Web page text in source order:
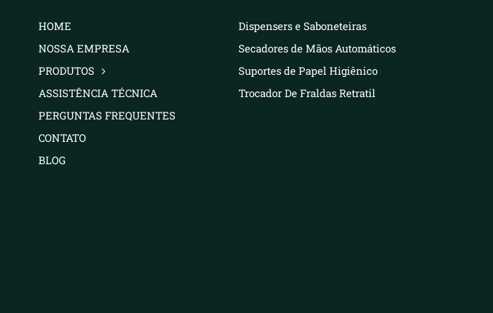
HOME
NOSSA EMPRESA
PRODUTOS
ASSISTÊNCIA TÉCNICA
PERGUNTAS FREQUENTES
CONTATO
BLOG
Dispensers e Saboneteiras
Secadores de Mãos Automáticos
Suportes de Papel Higiênico
Trocador De Fraldas Retratil